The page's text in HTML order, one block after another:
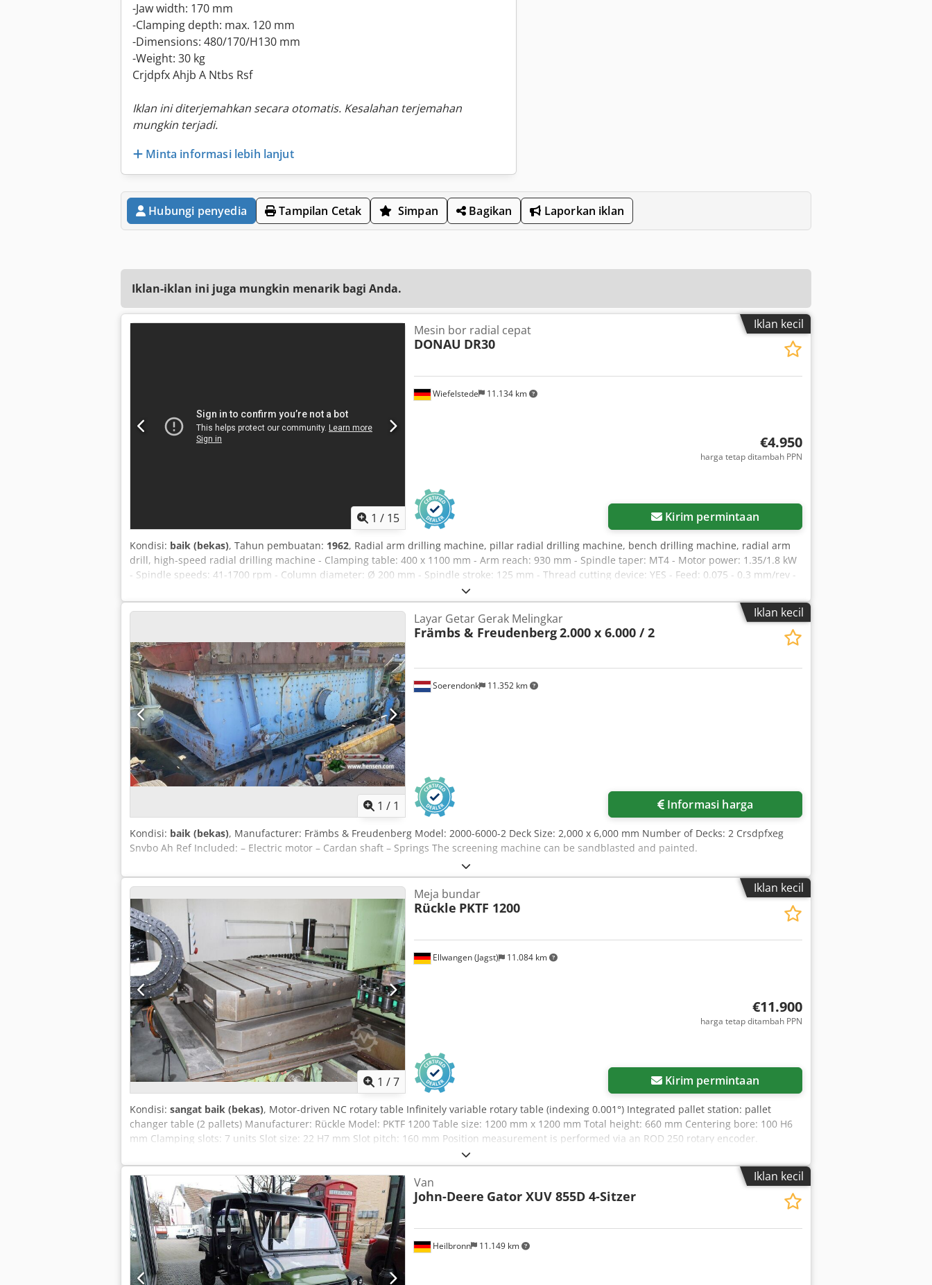
-Jaw width: 170 mm
-Clamping depth: max. 120 mm
-Dimensions: 480/170/H130 mm
-Weight: 30 kg
Crjdpfx Ahjb A Ntbs Rsf
Iklan ini diterjemahkan secara otomatis. Kesalahan terjemahan
mungkin terjadi.
Minta informasi lebih lanjut
Hubungi penyedia Tampilan Cetak Simpan Bagikan Laporkan iklan
Iklan-iklan ini juga mungkin menarik bagi Anda.
Iklan kecil
1 / 15
Wiefelstede 11.134 km
Mesin bor radial cepat
DONAU DR30
€4.950
harga tetap ditambah PPN
Kirim permintaan
Kondisi: baik (bekas), Tahun pembuatan: 1962, Radial arm drilling machine, pillar radial drilling machine, bench drilling machine, radial arm
drill, high-speed radial drilling machine - Clamping table: 400 x 1100 mm - Arm reach: 930 mm - Spindle taper: MT4 - Motor power: 1.35/1.8 kW
- Spindle speeds: 41-1700 rpm - Column diameter: Ø 200 mm - Spindle stroke: 125 mm - Thread cutting device: YES - Feed: 0.075 - 0.3 mm/rev -
Dimensions: 1800/1235/H2240 mm - Weight: 1500 kg Credpfxoirax Uj Ah Rjf
Iklan kecil
1 / 1
Soerendonk 11.352 km
Layar Getar Gerak Melingkar
Främbs & Freudenberg2.000 x 6.000 / 2
Informasi harga
Kondisi: baik (bekas), Manufacturer: Främbs & Freudenberg Model: 2000-6000-2 Deck Size: 2,000 x 6,000 mm Number of Decks: 2 Crsdpfxeg
Snvbo Ah Ref Included: – Electric motor – Cardan shaft – Springs The screening machine can be sandblasted and painted.
Iklan kecil
1 /7
Ellwangen (Jagst) 11.084 km
Meja bundar
Rückle PKTF 1200
€11.900
harga tetap ditambah PPN
Kirim permintaan
Kondisi: sangat baik (bekas), Motor-driven NC rotary table Infinitely variable rotary table (indexing 0.001°) Integrated pallet station: pallet
changer table (2 pallets) Manufacturer: Rückle Model: PKTF 1200 Table size: 1200 mm x 1200 mm Total height: 660 mm Centering bore: 100 H6
mm Clamping slots: 7 units Slot size: 22 H7 mm Slot pitch: 160 mm Position measurement is performed via an ROD 250 rotary encoder.
Condition: Very good (used) Optionally available with machine base (travel path = 2000 mm) About us: MBM Maschinenservice &
Gebrauchtmaschinen GmbH is an independent specialist for SHW machine tools. Our main focus is on tool milling machines. Our services
include spare parts supply, on-site customer service, machine overhauls, and control system modernizations. Services: - Used machines - Spare
parts - Customer service - Machine service Csdjfk R Tdepfx Ah Rerf - Machine overhauls - Control system modernization
Iklan kecil
Heilbronn 11.149 km
Van
John-Deere Gator XUV 855D 4-Sitzer